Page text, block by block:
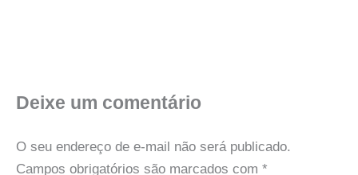
Deixe um comentário
O seu endereço de e-mail não será publicado.
Campos obrigatórios são marcados com *